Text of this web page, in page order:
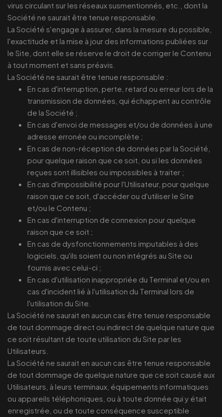
virus circulant sur les réseaux susmentionnés, etc., dont la
Société ne saurait être tenue responsable.
La Société s'engage à assurer, dans la mesure du possible,
l'exactitude et la mise à jour des informations publiées sur
le Site, dont elle se réserve le droit de corriger le Contenu
à tout moment et sans préavis.
La Société ne saurait être tenue responsable :
En cas d'interruption, perte, retard ou erreur lors de la
transmission de données, qui échappent au contrôle
de la Société ;
En cas d'envoi de messages et/ou de données à une
adresse erronée ou incomplète ;
En cas de non-réception de données par la Société,
pour quelque raison que ce soit, ou si les données
reçues sont illisibles ou impossibles à traiter ;
En cas d'impossibilité pour l'Utilisateur, pour quelque
raison que ce soit, d'accéder ou d'utiliser le Site
et/ou le Contenu ;
En cas d'interruption de connexion pour quelque
raison que ce soit ;
En cas de dysfonctionnements imputables à des
logiciels, qu'ils soient ou non intégrés au Site ou
fournis avec celui-ci ;
En cas d'utilisation inappropriée du Terminal et/ou en
cas d'incident lié à l'utilisation du Terminal lors de
l'utilisation du Site.
La Société ne saurait en aucun cas être tenue responsable
de tout dommage direct ou indirect de quelque nature que
ce soit résultant de toute utilisation du Site par les
Utilisateurs.
La Société ne saurait en aucun cas être tenue responsable
de tout dommage de quelque nature que ce soit causé aux
Utilisateurs, à leurs terminaux, équipements informatiques
ou appareils téléphoniques, ou à toute donnée qui y était
enregistrée, ou de toute conséquence susceptible